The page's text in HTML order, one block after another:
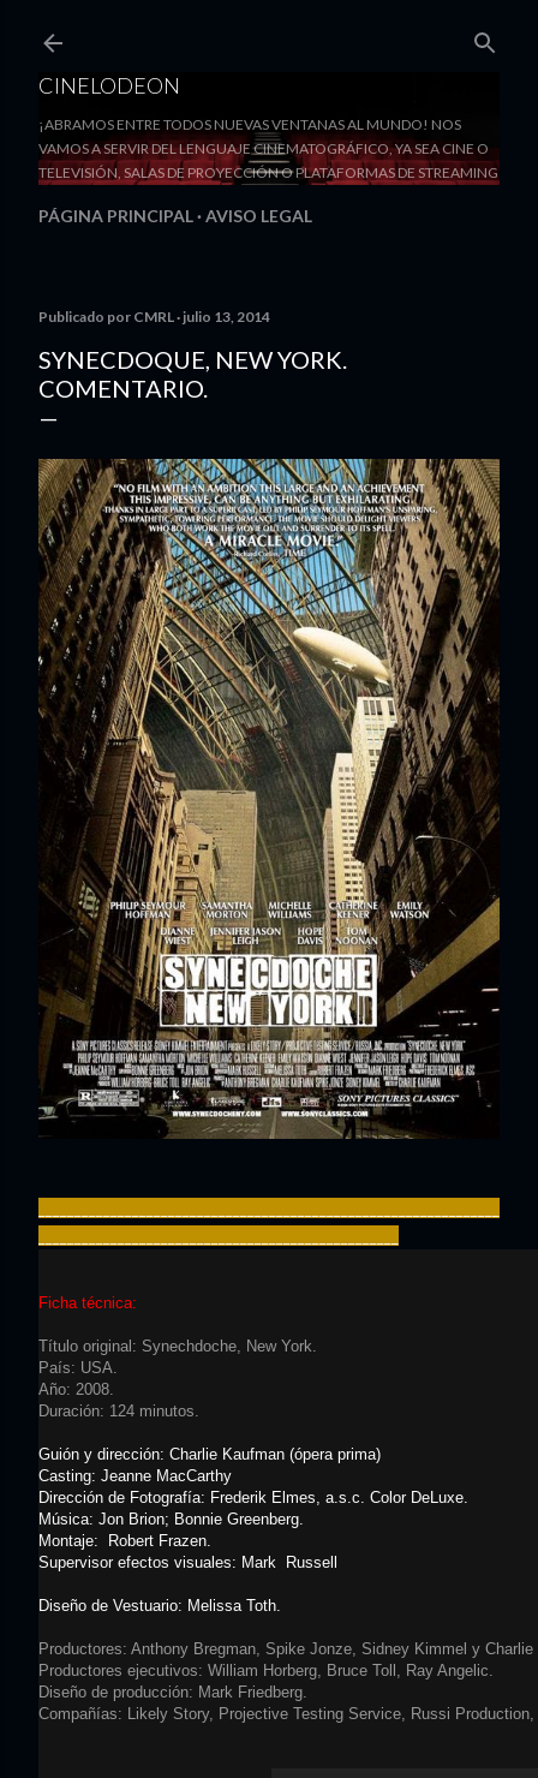
Ir al
CINELODEON
¡ABRAMOS ENTRE TODOS NUEVAS VENTANAS AL MUNDO! NOS
VAMOS A SERVIR DEL LENGUAJE CINEMATOGRÁFICO, YA SEA CINE O
TELEVISIÓN, SALAS DE PROYECCIÓN O PLATAFORMAS DE STREAMING
PÁGINA PRINCIPAL AVISO LEGAL
Publicado por CMRL julio 13, 2014
SYNECDOQUE, NEW YORK.
COMENTARIO.
Ficha técnica:
Título original: Synechdoche, New York.
País: USA.
Año: 2008.
Duración: 124 minutos.
Guión y dirección: Charlie Kaufman (ópera prima)
Casting: Jeanne MacCarthy
Dirección de Fotografía: Frederik Elmes, a.s.c. Color DeLuxe.
Música: Jon Brion; Bonnie Greenberg.
Montaje: Robert Frazen.
Supervisor efectos visuales: Mark Russell
Diseño de Vestuario: Melissa Toth.
Productores: Anthony Bregman, Spike Jonze, Sidney Kimmel y Charlie
Productores ejecutivos: William Horberg, Bruce Toll, Ray Angelic.
Diseño de producción: Mark Friedberg.
Compañías: Likely Story, Projective Testing Service, Russi